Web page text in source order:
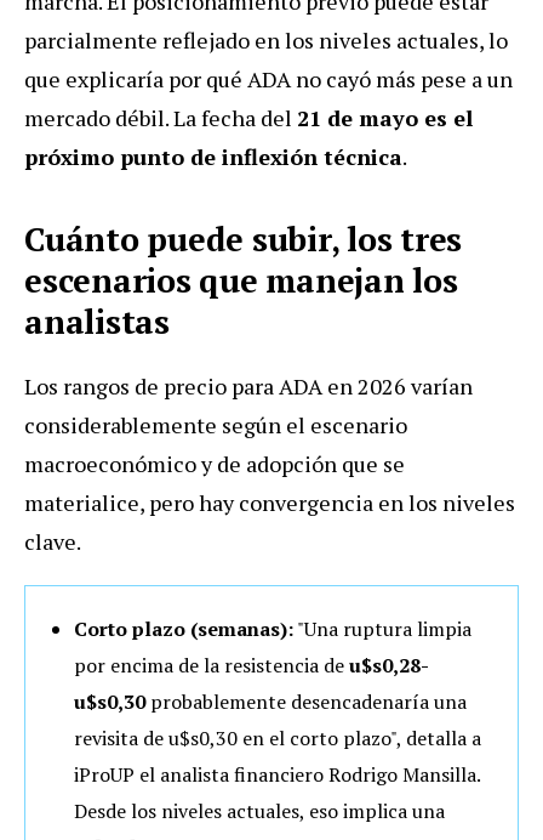
parcialmente reflejado en los niveles actuales, lo
que explicaría por qué ADA no cayó más pese a un
mercado débil. La fecha del 21 de mayo es el
próximo punto de inflexión técnica.
Cuánto puede subir, los tres
escenarios que manejan los
analistas
Los rangos de precio para ADA en 2026 varían
considerablemente según el escenario
macroeconómico y de adopción que se
materialice, pero hay convergencia en los niveles
clave.
Corto plazo (semanas):"Una ruptura limpia
por encima de la resistencia deu$s0,28-
u$s0,30probablemente desencadenaría una
revisita de u$s0,30 en el corto plazo", detalla a
iProUP el analista financiero Rodrigo Mansilla.
Desde los niveles actuales, eso implica una